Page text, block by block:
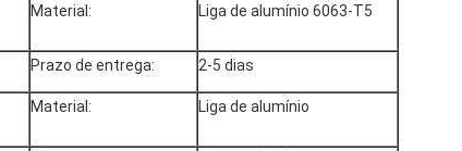
Material: Liga de alumínio 6063-T5
Prazo de entrega: 2-5 dias
Material: Liga de alumínio